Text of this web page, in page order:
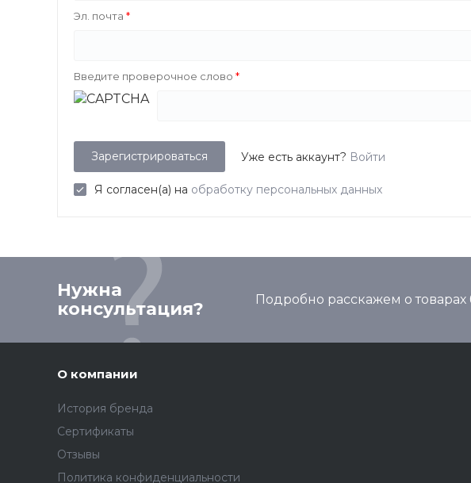
Эл. почта
Введите проверочное слово
Уже есть аккаунт? Войти
Я согласен(а) на обработку персональных данных
Нужна
консультация?
Подробно расскажем о
О компании
История бренда
Сертификаты
Отзывы
Политика конфиденциальности